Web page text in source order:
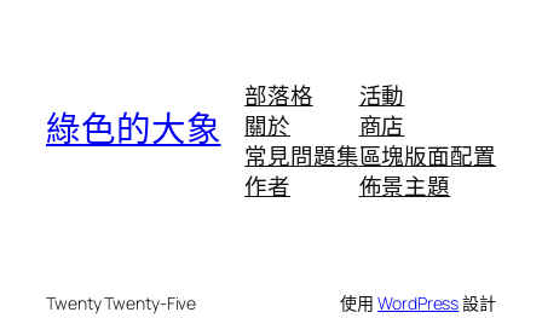
綠色的大象
部落格
關於
常見問題集
作者
活動
商店
區塊版面配置
佈景主題
Twenty Twenty-Five 使用WordPress設計